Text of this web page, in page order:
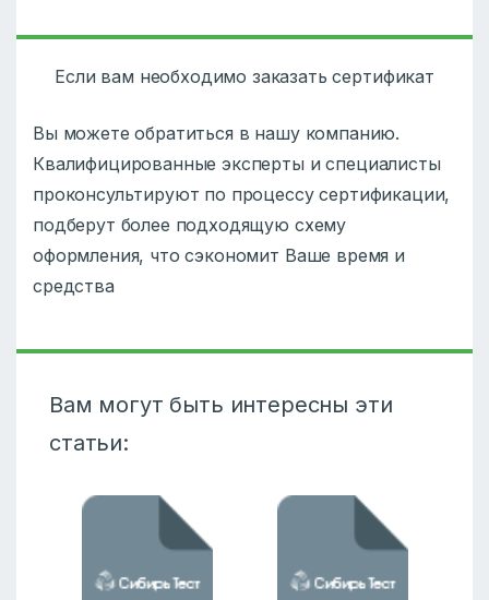
Если вам необходимо заказать сертификат
Вы можете обратиться в нашу компанию.
Квалифицированные эксперты и специалисты
проконсультируют по процессу сертификации,
подберут более подходящую схему
оформления, что сэкономит Ваше время и
средства
Вам могут быть интересны эти
статьи: